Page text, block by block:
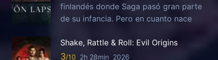
finlandés donde Saga pasó gran parte
de su infancia. Pero en cuanto nace
Shake, Rattle & Roll: Evil Origins
3 2h 28min 2026